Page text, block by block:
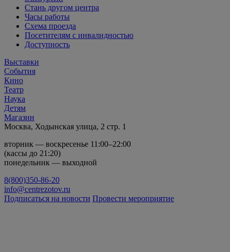
Стань другом центра
Часы работы
Схема проезда
Посетителям с инвалидностью
Доступность
Выставки
События
Кино
Театр
Наука
Детям
Магазин
Москва, Ходынская улица, 2 стр. 1
вторник — воскресенье 11:00–22:00
(кассы до 21:20)
понедельник — выходной
8(800)350-86-20
info@centrezotov.ru
Подписаться на новости Провести мероприятие